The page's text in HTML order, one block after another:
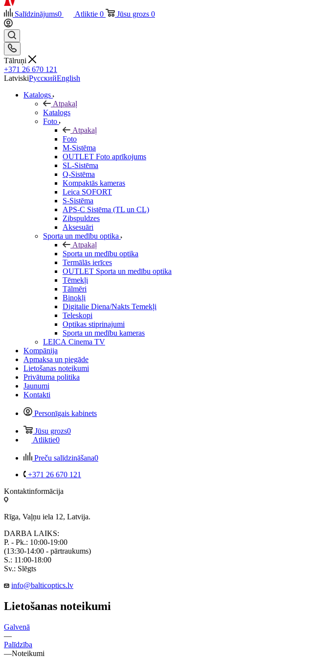
Salīdzinājums0 Atliktie 0 Jūsu grozs 0
Tālruņi
+371 26 670 121
LatviskiРусскийEnglish
Katalogs
Atpakaļ
Katalogs
Foto
Atpakaļ
Foto
M-Sistēma
OUTLET Foto aprīkojums
SL-Sistēma
Q-Sistēma
Kompaktās kameras
Leica SOFORT
S-Sistēma
APS-C Sistēma (TL un CL)
Zibspuldzes
Aksesuāri
Sporta un medību optika
Atpakaļ
Sporta un medību optika
Termālās ierīces
OUTLET Sporta un medību optika
Tēmekļi
Tālmēri
Binokļi
Digitalie Diena/Nakts Temekļi
Teleskopi
Optikas stiprinajumi
Sporta un medību kameras
LEICA Cinema TV
Kompānija
Apmaksa un piegāde
Lietošanas noteikumi
Privātuma politika
Jaunumi
Kontakti
Personīgais kabinets
Jūsu grozs0
Atliktie0
Preču salīdzināšana0
+371 26 670 121
Kontaktinformācija
Rīga, Vaļņu iela 12, Latvija.
DARBA LAIKS:
P. - Pk.: 10:00-19:00
(13:30-14:00 - pārtraukums)
S.: 11:00-18:00
Sv.: Slēgts
info@balticoptics.lv
Lietošanas noteikumi
Galvenā
—
Palīdzība
—Noteikumi